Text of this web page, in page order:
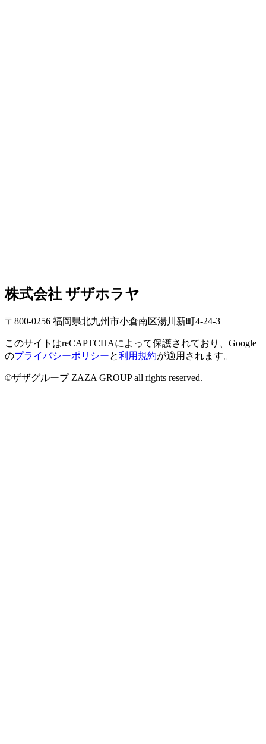
株式会社 ザザホラヤ
〒800-0256 福岡県北九州市小倉南区湯川新町4-24-3
このサイトはreCAPTCHAによって保護されており、Google
のプライバシーポリシーと利用規約が適用されます。
©ザザグループ ZAZA GROUP all rights reserved.